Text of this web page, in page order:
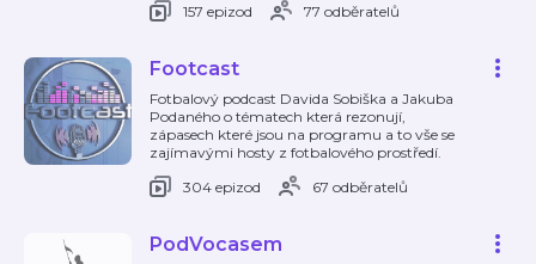
157 epizod
77 odběratelů
Footcast
Fotbalový podcast Davida Sobiška a Jakuba
Podaného o tématech která rezonují,
zápasech které jsou na programu a to vše se
zajímavými hosty z fotbalového prostředí.
304 epizod
67 odběratelů
PodVocasem